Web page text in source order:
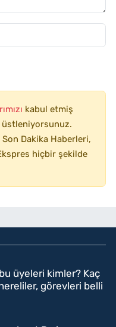
kabul etmiş
Dakika Haberleri,
hiçbir şekilde
üyeleri kimler? Kaç
görevleri belli